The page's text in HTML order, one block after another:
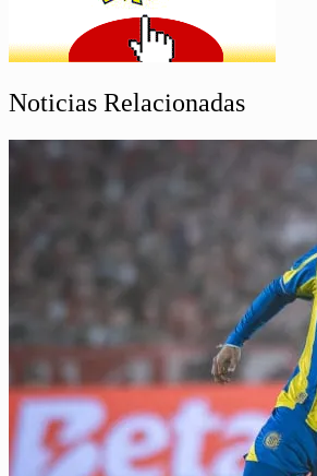
Noticias Relacionadas